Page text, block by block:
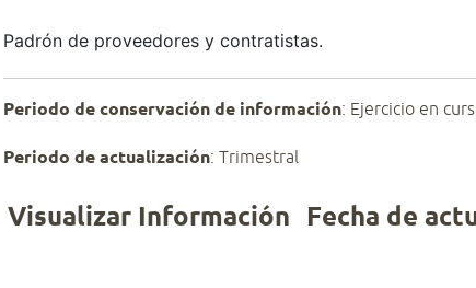
Padrón de proveedores y contratistas.
Periodo de conservación de información: Ejercicio en
Periodo de actualización: Trimestral
Visualizar Información Fecha de